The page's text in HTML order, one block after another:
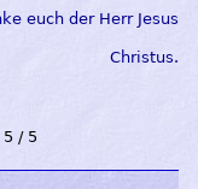
euch der Herr Jesus
Christus.
5 / 5